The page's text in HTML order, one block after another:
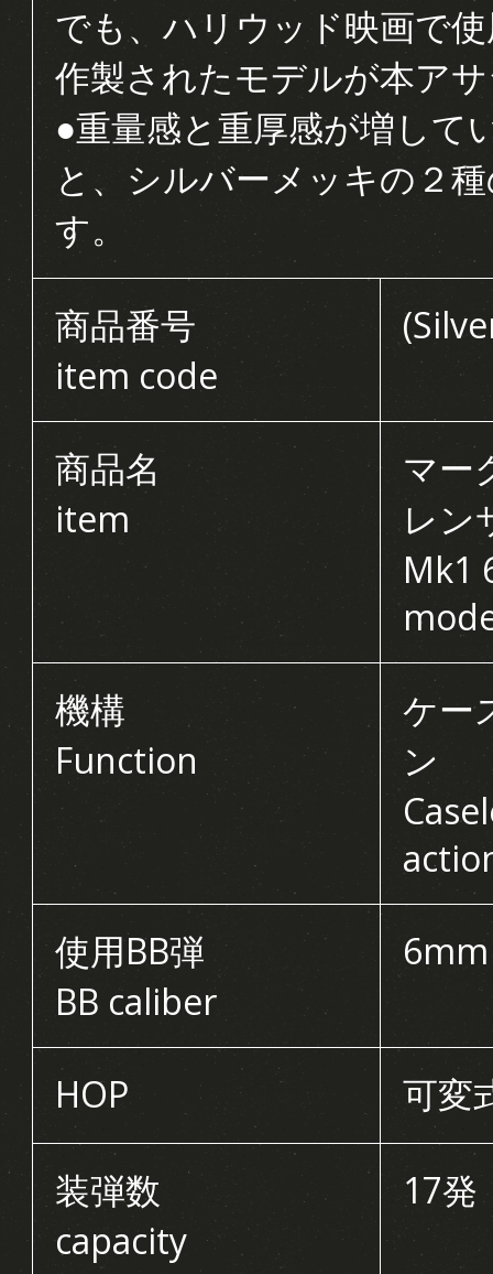
でも、ハリウッド映画で
作製されたモデルが本ア
●重量感と重厚感が増して
と、シルバーメッキの２
す。
商品番号
item code
商品名
item
マー
レン
Mk1
機構
Function
ケー
ン
使用BB弾
BB caliber
HOP 可変
装弾数
capacity
17